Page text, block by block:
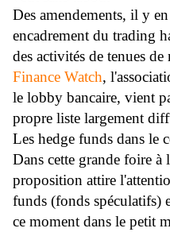
Des amendements, il y
encadrement du trading
des activités de tenues
Finance Watch,
le lobby bancaire, vient
propre liste largement
Les hedge funds dans le
Dans cette grande foire
proposition attire
funds (fonds spéculatifs)
ce moment dans le petit